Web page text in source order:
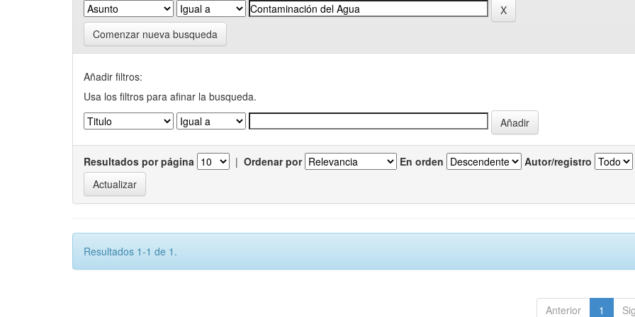
Comenzar nueva busqueda
Añadir filtros:
Usa los filtros para afinar la busqueda.
Resultados por página | Ordenar por En orden Autor/registro
Resultados 1-1 de 1.
Anterior 1